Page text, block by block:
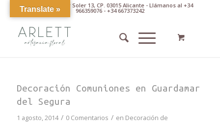
Av. Pintor Xavier Soler 13, CP. 03015 Alicante - Llámanos al +34
966359076 - +34 667373242
Decoración Comuniones en Guardamar
del Segura
1 agosto, 2014 / 0 Comentarios / en Decoración de
Translate »